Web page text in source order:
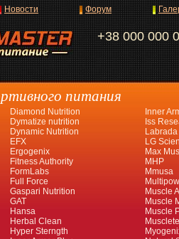
+38 000 000
Новости Форум
питания
Diamond Nutrition
Dymatize nutrition
Dynamic Nutrition
EFX
Ergogenix
Fitness Authority
FormLabs
Full Force
Gaspari Nutrition
GAT
Hansa
Herbal Clean
Hyper Sterngth
Inner
Iss
Labrada
LG
Max
MHP
Mmusa
Muscle
Muscle
Muscle